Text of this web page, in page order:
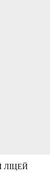
ЛІЦЕЙ